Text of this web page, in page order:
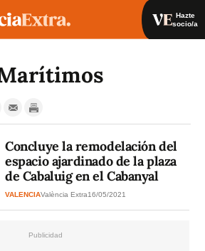
Hazte
socio/a
VA
Concluye la remodelación del
espacio ajardinado de la plaza
de Cabaluig en el Cabanyal
VALENCIAValència Extra16/05/2021